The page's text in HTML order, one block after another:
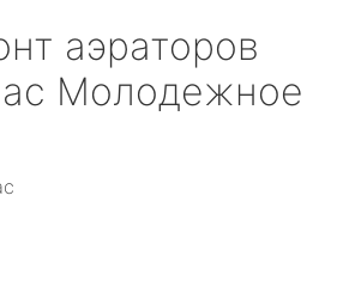
аэраторов
Молодежное